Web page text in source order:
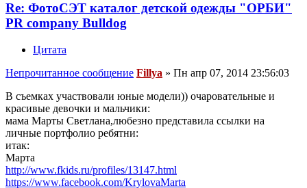
Re: ФотоСЭТ каталог детской одежды "ОРБИ"
PR company Bulldog
Цитата
Непрочитанное сообщение Fillya » Пн апр 07, 2014 23:56:03
В съемках участвовали юные модели)) очаровательные и
красивые девочки и мальчики:
мама Марты Светлана,любезно представила ссылки на
личные портфолио ребятни:
итак:
Марта
http://www.fkids.ru/profiles/13147.html
https://www.facebook.com/KrylovaMarta